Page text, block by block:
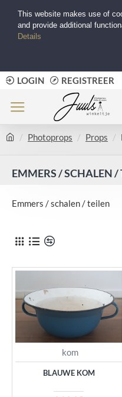
LOGIN REGISTREER
Photoprops Props
EMMERS / SCHALEN /
Emmers / schalen / teilen
kom
BLAUWE KOM
This website makes use of
and provide additional
Details